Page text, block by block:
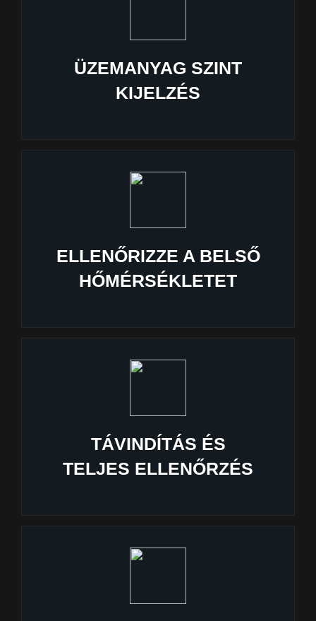
ÜZEMANYAG SZINT
KIJELZÉS
ELLENŐRIZZE A BELSŐ
HŐMÉRSÉKLETET
TÁVINDÍTÁS ÉS
TELJES ELLENŐRZÉS